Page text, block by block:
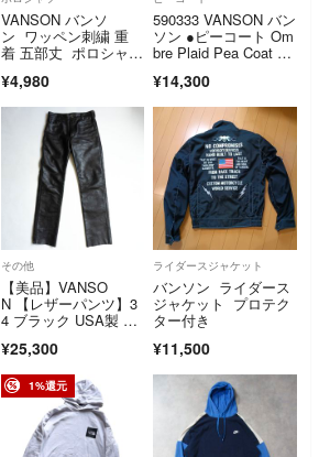
VANSON バンソ
ン ワッペン刺繍 重
着 五部丈 ポロシャ
¥4,980
590333 VANSON バン
ソン ●ピーコート Om
bre Plaid Pea Coat サ
¥14,300
その他
【美品】VANSO
N 【レザーパンツ】3
4 ブラック USA製 バ
¥25,300
ライダースジャケット
バンソン ライダース
ジャケット プロテク
ター付き
¥11,500
1%還元